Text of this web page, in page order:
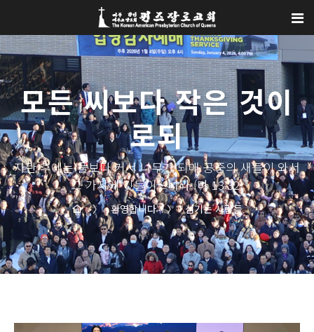
모든 씨보다 작은 것이
로되
자란 후에는 풀보다 커서 나무가 되매 공중의 새들이 와서
그 가지에 깃들이느니라 (마 13:32)
〉 환영합니다 〉 섬기는 사람들